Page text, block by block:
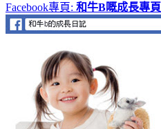
Facebook專頁: 和牛B嘅成長專頁